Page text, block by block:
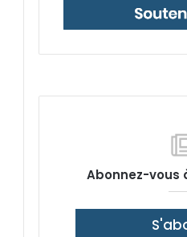
Abonnez-vous